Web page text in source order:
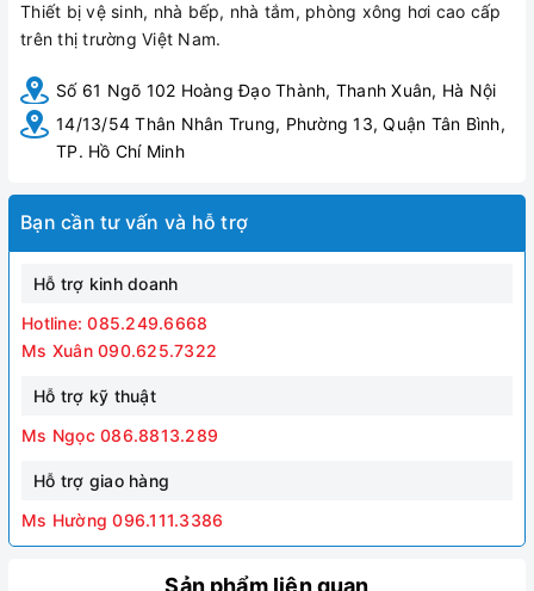
Thiết bị vệ sinh, nhà bếp, nhà tắm, phòng xông hơi cao cấp
trên thị trường Việt Nam.
Số 61 Ngõ 102 Hoàng Đạo Thành, Thanh Xuân, Hà Nội
14/13/54 Thân Nhân Trung, Phường 13, Quận Tân Bình,
TP. Hồ Chí Minh
Bạn cần tư vấn và hỗ trợ
Hỗ trợ kinh doanh
Hotline: 085.249.6668
Ms Xuân 090.625.7322
Hỗ trợ kỹ thuật
Ms Ngọc 086.8813.289
Hỗ trợ giao hàng
Ms Hường 096.111.3386
Sản phẩm liên quan